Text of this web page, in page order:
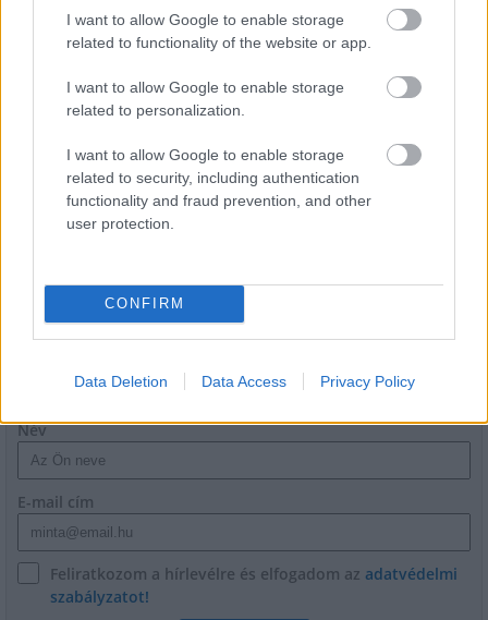
I want to allow Google to enable storage
related to functionality of the website or app.
I want to allow Google to enable storage
related to personalization.
I want to allow Google to enable storage
related to security, including authentication
functionality and fraud prevention, and other
user protection.
CONFIRM
Data Deletion Data Access Privacy Policy
Látványos építési szakasz indult be a
Flórián téri felüljárón
Paks II.: Mit jelent az 5. blokk új
mérföldköve a felülvizsgálat
árnyékában?
Név
E-mail cím
Feliratkozom a hírlevélre és elfogadom az adatvédelmi
szabályzatot!